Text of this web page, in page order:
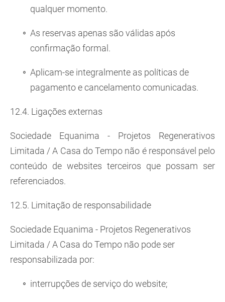
qualquer momento.
As reservas apenas são válidas após
confirmação formal.
Aplicam-se integralmente as políticas de
pagamento e cancelamento comunicadas.
12.4. Ligações externas
Sociedade Equanima - Projetos Regenerativos
Limitada / A Casa do Tempo não é responsável pelo
conteúdo de websites terceiros que possam ser
referenciados.
12.5. Limitação de responsabilidade
Sociedade Equanima - Projetos Regenerativos
Limitada / A Casa do Tempo não pode ser
responsabilizada por:
interrupções de serviço do website;